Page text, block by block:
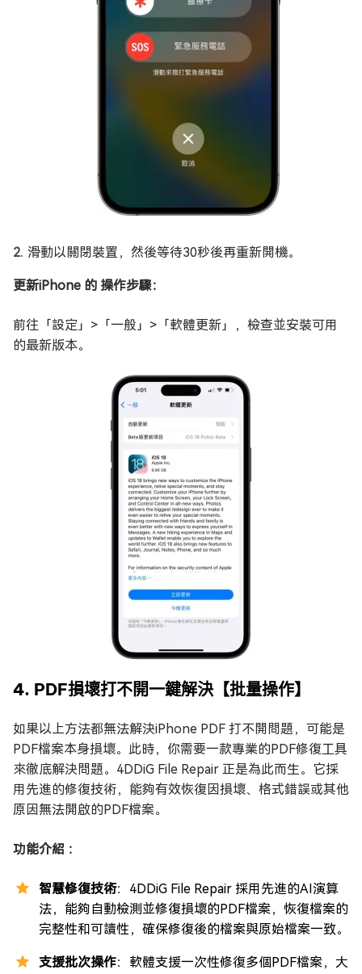
滑動以關閉裝置，然後等待30秒後再重新開機。
更新iPhone 的 操作步驟：
前往「設定」>「一般」>「軟體更新」，檢查並安裝可用
的最新版本。
4. PDF損壞打不開一鍵解決【批量操作】
如果以上方法都無法解決iPhone PDF 打不開問題，可能是
PDF檔案本身損壞。此時，你需要一款專業的PDF修復工具
來徹底解決問題。4DDiG File Repair 正是為此而生。它採
用先進的修復技術，能夠有效恢復因損壞、格式錯誤或其他
原因無法開啟的PDF檔案。
功能介紹 ：
智慧修復技術：4DDiG File Repair 採用先進的AI演算
法，能夠自動檢測並修復損壞的PDF檔案，恢復檔案的
完整性和可讀性，確保修復後的檔案與原始檔案一致。
支援批次操作：軟體支援一次性修復多個PDF檔案，大